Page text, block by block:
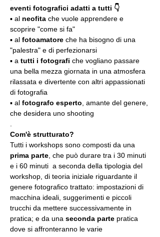
eventi fotografici adatti a tutti 👇
▪️ al neofita che vuole apprendere e
scoprire "come si fa"
▪️ al fotoamatore che ha bisogno di una
"palestra" e di perfezionarsi
▪️ a tutti i fotografi che vogliano passare
una bella mezza giornata in una atmosfera
rilassata e divertente con altri appassionati
di fotografia
▪️ al fotografo esperto , amante del genere,
che desidera uno shooting
Com'è strutturato?
Tutti i workshops sono composti da una
prima parte , che può durare tra i 30 minuti
e i 60 minuti  a seconda della tipologia del
workshop, di teoria iniziale riguardante il
genere fotografico trattato: impostazioni di
macchina ideali, suggerimenti e piccoli
trucchi da mettere successivamente in
pratica; e da una seconda parte pratica
dove si affronteranno le varie